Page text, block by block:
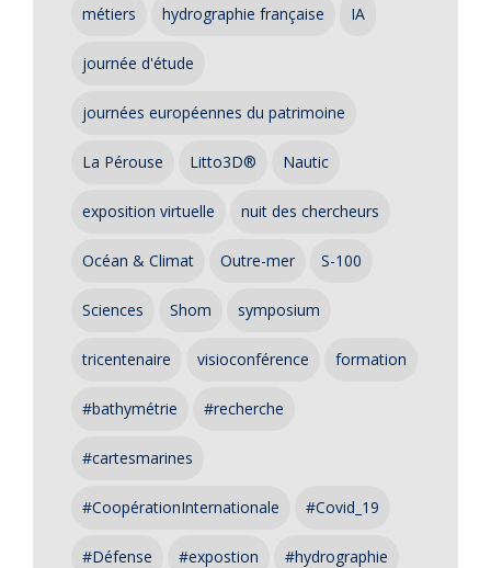
métiers hydrographie française IA
journée d'étude
journées européennes du patrimoine
La Pérouse Litto3D® Nautic
exposition virtuelle nuit des chercheurs
Océan & Climat Outre-mer S-100
Sciences Shom symposium
tricentenaire visioconférence formation
#bathymétrie #recherche
#cartesmarines
#CoopérationInternationale #Covid_19
#Défense #expostion #hydrographie